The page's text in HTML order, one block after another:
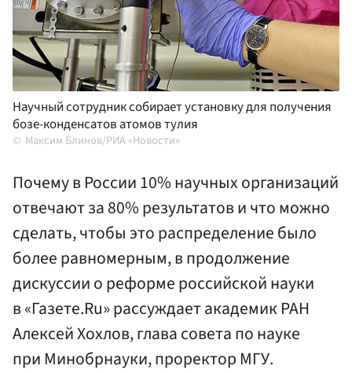
Научный сотрудник собирает установку для получения
бозе-конденсатов атомов тулия
Максим Блинов/РИА «Новости»
Почему в России 10% научных организаций
отвечают за 80% результатов и что можно
сделать, чтобы это распределение было
более равномерным, в продолжение
дискуссии о реформе российской науки
в «Газете.Ru» рассуждает академик РАН
Алексей Хохлов, глава совета по науке
при Минобрнауки, проректор МГУ.